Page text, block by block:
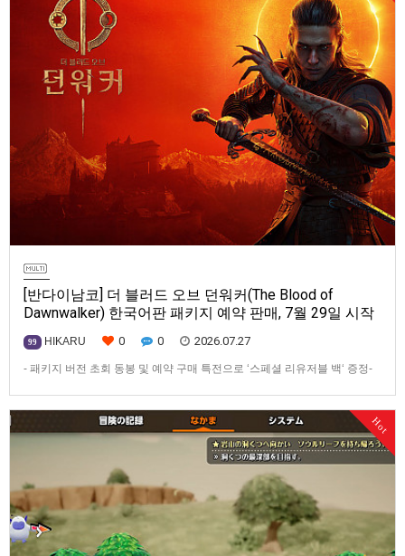
[반다이남코] 더 블러드 오브 던워커(The Blood of
Dawnwalker) 한국어판 패키지 예약 판매, 7월 29일 시작
99 HIKARU 0 0 2026.07.27
- 패키지 버전 초회 동봉 및 예약 구매 특전으로 ‘스페셜 리유저블 백‘ 증정-
브 던워커’(한국어판)의 패키지 예약 판매를 2026년 7월 29일(수) 시작한다
고 발표했다.■ 패키지 버전 초회 동봉 및 …
Hot